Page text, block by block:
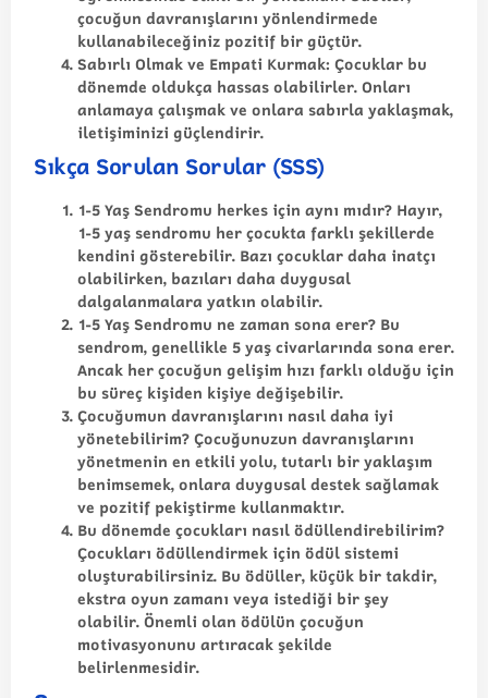
çocuğun davranışlarını yönlendirmede
kullanabileceğiniz pozitif bir güçtür.
Sabırlı Olmak ve Empati Kurmak: Çocuklar bu
dönemde oldukça hassas olabilirler. Onları
anlamaya çalışmak ve onlara sabırla yaklaşmak,
iletişiminizi güçlendirir.
Sıkça Sorulan Sorular (SSS)
1-5 Yaş Sendromu herkes için aynı mıdır? Hayır,
1-5 yaş sendromu her çocukta farklı şekillerde
kendini gösterebilir. Bazı çocuklar daha inatçı
olabilirken, bazıları daha duygusal
dalgalanmalara yatkın olabilir.
1-5 Yaş Sendromu ne zaman sona erer? Bu
sendrom, genellikle 5 yaş civarlarında sona erer.
Ancak her çocuğun gelişim hızı farklı olduğu için
bu süreç kişiden kişiye değişebilir.
Çocuğumun davranışlarını nasıl daha iyi
yönetebilirim?Çocuğunuzun davranışlarını
yönetmenin en etkili yolu, tutarlı bir yaklaşım
benimsemek, onlara duygusal destek sağlamak
ve pozitif pekiştirme kullanmaktır.
Bu dönemde çocukları nasıl ödüllendirebilirim?
Çocukları ödüllendirmek için ödül sistemi
oluşturabilirsiniz. Bu ödüller, küçük bir takdir,
ekstra oyun zamanı veya istediği bir şey
olabilir. Önemli olan ödülün çocuğun
motivasyonunu artıracak şekilde
belirlenmesidir.